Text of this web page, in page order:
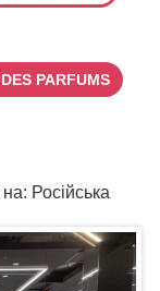
PARFUMS
Російська